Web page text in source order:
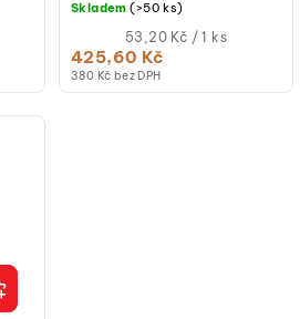
380 Kč bez DPH
425,60 Kč
Měrná
cena:
(jednotková
53,20 Kč / 1 ks
Skladem (>50 ks)
Black), vysoce
koncentrované,...